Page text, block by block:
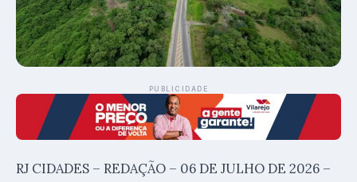
PUBLICIDADE
RJ CIDADES – REDAÇÃO – 06 DE JULHO DE 2026 –